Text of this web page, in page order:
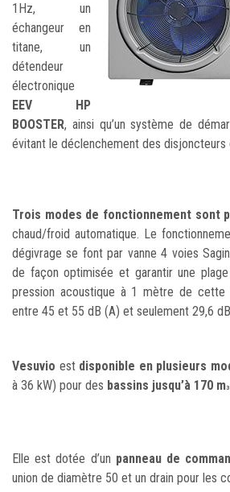
1Hz, un
échangeur en
titane, un
détendeur
électronique
EEV HP
BOOSTER, ainsi qu’un système de
évitant le déclenchement des
Trois modes de fonctionnement sont
chaud/froid automatique. Le
dégivrage se font par vanne 4 voies
de façon optimisée et garantir une plage
pression acoustique à 1 mètre de cette
entre 45 et 55 dB (A) et seulement 29,6
Vesuvio est disponible en plusieurs
à 36 kW) pour des bassins jusqu’à 170 m3
Elle est dotée d’un panneau de
union de diamètre 50 et un drain pour les